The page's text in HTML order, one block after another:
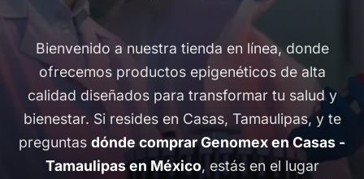
Bienvenido a nuestra tienda en línea, donde
ofrecemos productos epigenéticos de alta
calidad diseñados para transformar tu salud y
bienestar. Si resides en Casas, Tamaulipas, y te
preguntas dónde comprar Genomex en Casas -
Tamaulipas en México, estás en el lugar